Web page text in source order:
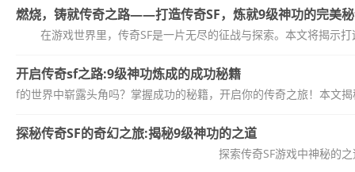
燃烧，铸就传奇之路——打造传奇SF，炼就9级神功的完美
在游戏世界里，传奇SF是一片无尽的征战与探索。本文将揭示
开启传奇sf之路:9级神功炼成的成功秘籍
sf的世界中崭露头角吗？掌握成功的秘籍，开启你的传奇之旅！本文
探秘传奇SF的奇幻之旅:揭秘9级神功的之道
探索传奇SF游戏中神秘的